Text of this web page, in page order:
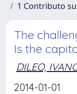
1 Contributo
The
Is the
DILEO,
2014-01-01